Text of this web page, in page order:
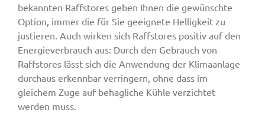
bekannten Raffstores geben Ihnen die gewünschte
Option, immer die für Sie geeignete Helligkeit zu
justieren. Auch wirken sich Raffstores positiv auf den
Energieverbrauch aus: Durch den Gebrauch von
Raffstores lässt sich die Anwendung der Klimaanlage
durchaus erkennbar verringern, ohne dass im
gleichem Zuge auf behagliche Kühle verzichtet
werden muss.